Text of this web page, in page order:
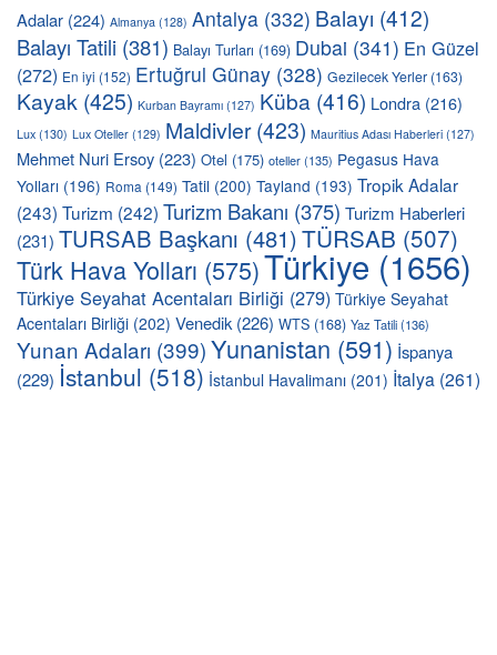
Adalar (224) Almanya (128) Antalya (332) Balayı (412)
Balayı Tatili (381) Balayı Turları (169) Dubai (341) En Güzel
(272) En iyi (152) Ertuğrul Günay (328) Gezilecek Yerler (163)
Kayak (425) Kurban Bayramı (127) Küba (416) Londra (216)
Lux (130) Lux Oteller (129) Maldivler(423) Mauritius Adası Haberleri (127)
Mehmet Nuri Ersoy (223) Otel (175) oteller(135) Pegasus Hava
Yolları (196) Roma (149) Tatil (200) Tayland (193) Tropik Adalar
(243) Turizm (242) Turizm Bakanı (375) Turizm Haberleri
(231) TURSAB Başkanı (481)TÜRSAB (507)
Türk Hava Yolları (575)Türkiye (1656)
Türkiye Seyahat Acentaları Birliği (279) Türkiye Seyahat
Acentaları Birliği (202) Venedik (226) WTS (168) Yaz Tatili(136)
Yunan Adaları (399)Yunanistan (591) İspanya
(229) İstanbul (518) İstanbul Havalimanı (201) İtalya (261)